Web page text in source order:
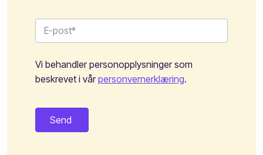
Vi behandler personopplysninger som
beskrevet i vårpersonvernerklæring.